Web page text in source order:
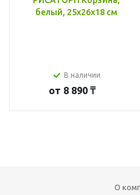
белый, 25x26x18 см
В наличии
от 8 890 ₸
О